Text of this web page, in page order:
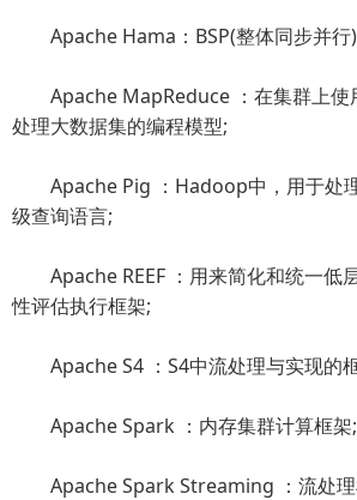
Apache Hama：BSP(整体同步并行)
Apache MapReduce ：在集群上使
处理大数据集的编程模型;
Apache Pig ：Hadoop中，用于处
级查询语言;
Apache REEF ：用来简化和统一低
性评估执行框架;
Apache S4 ：S4中流处理与实现的
Apache Spark ：内存集群计算框架;
Apache Spark Streaming ：流处理